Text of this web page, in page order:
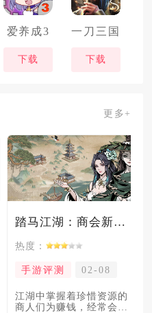
爱养成3
下载
一刀三国
下载
更多+
踏马江湖：商会新玩法坑惨奸商，拼多多砍一砍洗脑夏安！
热度：
手游评测 02-08
​江湖中掌握着珍惜资源的
商人们为赚钱，经常会让